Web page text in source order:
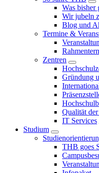
Was bisher
Wir jubeln
Blog und
Termine &
Zentren
Gründung
Qualität
IT Services
Studium
THB goes